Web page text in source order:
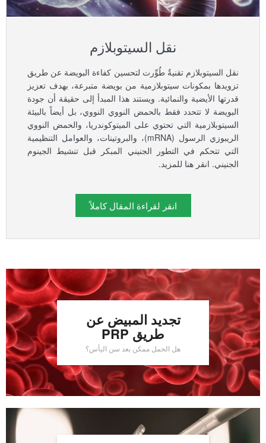
نقل السيتوبلازم
نقل السيتوبلازم تقنيةٌ طُوِّرت لتحسين كفاءة البويضة عن طريق
تزويدها بمكونات سيتوبلازمية من بويضة متبرعة، بهدف تعزيز
قدرتها الأيضية والنمائية. ويستند هذا المبدأ إلى حقيقة أن جودة
البويضة لا تتحدد فقط بالحمض النووي النووي، بل أيضاً بالبيئة
السيتوبلازمية التي تحتوي على الميتوكوندريا، والحمض النووي
الريبوزي الرسول (mRNA)، والبروتينات، والعوامل التنظيمية
التي تتحكم في التطور الجنيني المبكر قبل تنشيط الجينوم
الجنيني. انقر هنا للمزيد.
انقر لقراءة المقال كاملاً
تجديد المبيض عن
طريق PRP
هل الحمل ممكن بعد سن اليأس؟